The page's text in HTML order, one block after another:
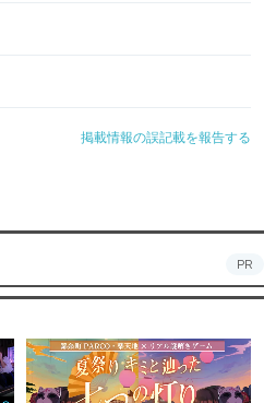
掲載情報の誤記載を報告する
PR